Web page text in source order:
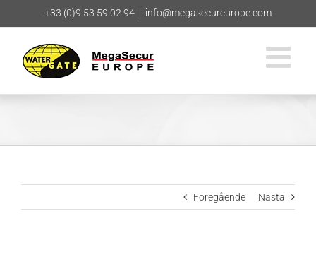
till
innehållet
+33 (0)9 53 59 02 94 | info@megasecureurope.com
Föregående Nästa